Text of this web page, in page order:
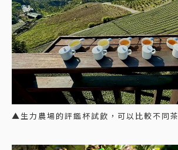
▲生力農場的評鑑杯試飲，可以比較不同